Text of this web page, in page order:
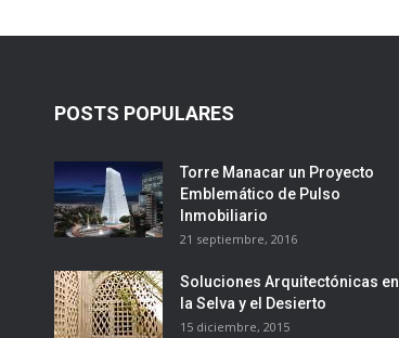
POSTS POPULARES
Torre Manacar un Proyecto
Emblemático de Pulso
Inmobiliario
21 septiembre, 2016
Soluciones Arquitectónicas en
la Selva y el Desierto
15 diciembre, 2015